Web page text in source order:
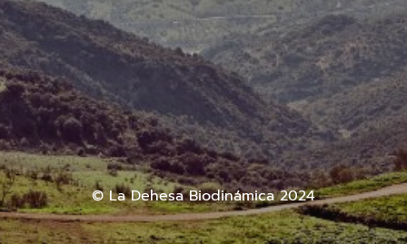
© La Dehesa Biodinámica 2024